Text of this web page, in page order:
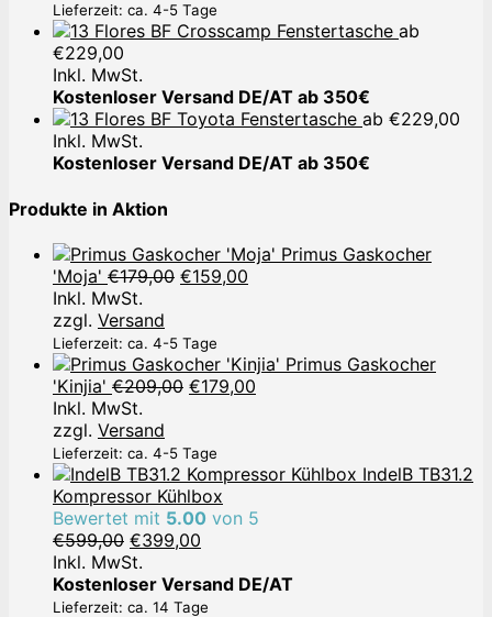
Lieferzeit: ca. 4-5 Tage
Crosscamp Fenstertasche ab
€229,00
Inkl. MwSt.
Kostenloser Versand DE/AT ab 350€
Toyota Fenstertasche ab €229,00
Inkl. MwSt.
Kostenloser Versand DE/AT ab 350€
Produkte in Aktion
Primus Gaskocher
'Moja' €179,00 Ursprünglicher
€179,00
€159,00
Inkl. MwSt.
zzgl. Versand
Lieferzeit: ca. 4-5 Tage
Primus Gaskocher
'Kinjia' €209,00 Ursprünglicher
€209,00
€179,00
Inkl. MwSt.
zzgl. Versand
Lieferzeit: ca. 4-5 Tage
IndelB TB31.2
Kompressor Kühlbox
Bewertet mit 5.00 von 5
€599,00 Ursprünglicher
Preis
war:
€599,00
€399,00
ist:
€399,00.
Inkl. MwSt.
Kostenloser Versand DE/AT
Lieferzeit: ca. 14 Tage